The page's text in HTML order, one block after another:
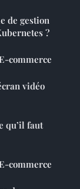
de gestion
?
commerce
vidéo
qu’il faut
commerce